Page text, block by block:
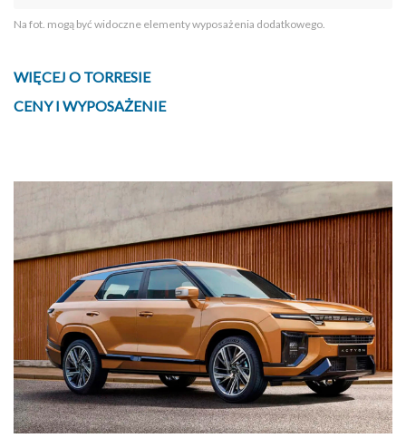
Na fot. mogą być widoczne elementy wyposażenia dodatkowego.
WIĘCEJ O TORRESIE
CENY I WYPOSAŻENIE